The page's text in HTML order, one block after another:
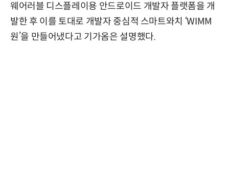
웨어러블 디스플레이용 안드로이드 개발자 플랫폼을 개
발한 후 이를 토대로 개발자 중심적 스마트와치 ‘WIMM
원’을 만들어냈다고 기가옴은 설명했다.